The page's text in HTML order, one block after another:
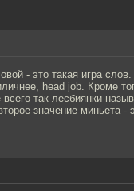
- это такая игра
head job. Кроме
так лесбиянки
значение миньета -